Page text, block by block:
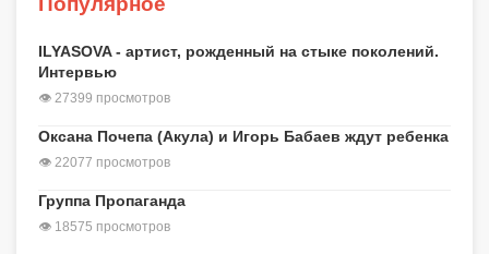
ILYASOVA - артист, рожденный на стыке поколений.
Интервью
👁 27399 просмотров
Оксана Почепа (Акула) и Игорь Бабаев ждут ребенка
👁 22077 просмотров
Группа Пропаганда
👁 18575 просмотров